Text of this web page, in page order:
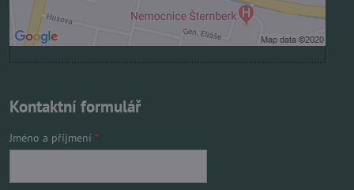
Kontaktní formulář
Jméno a příjmení *